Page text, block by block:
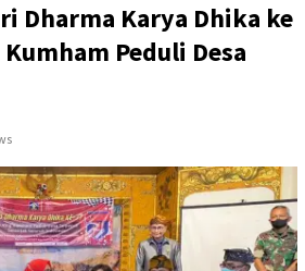
Dharma Karya Dhika ke
Peduli Desa